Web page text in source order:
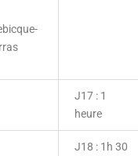
J17 : 1
heure
J18 : 1h 30